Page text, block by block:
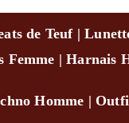
de Teuf |
Femme |Harnais
Homme |